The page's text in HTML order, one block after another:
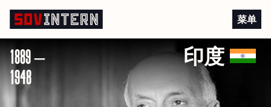
菜单
贾瓦哈拉尔·尼赫鲁
1889 –
1948
印度